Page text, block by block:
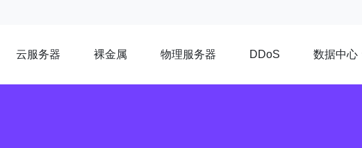
云服务器 裸金属 物理服务器 DDoS 数据中心